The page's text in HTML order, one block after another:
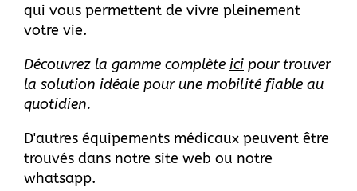
qui vous permettent de vivre pleinement
votre vie.
Découvrez la gamme complète ici pour trouver
la solution idéale pour une mobilité fiable au
quotidien.
D'autres équipements médicaux peuvent être
trouvés dans notre site web ou notre
whatsapp.